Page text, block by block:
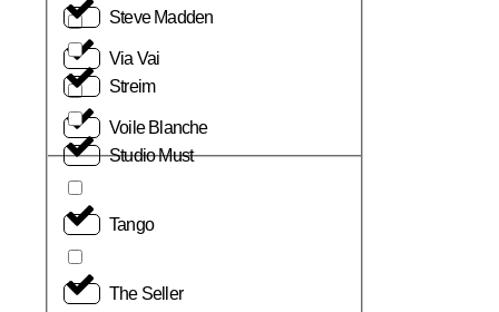
Via Vai
Voile Blanche
Steve Madden
Streim
Studio Must
Tango
The Seller